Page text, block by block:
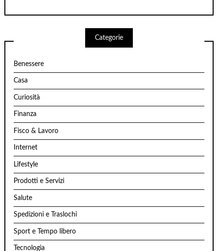
Categorie
Benessere
Casa
Curiosità
Finanza
Fisco & Lavoro
Internet
Lifestyle
Prodotti e Servizi
Salute
Spedizioni e Traslochi
Sport e Tempo libero
Tecnologia